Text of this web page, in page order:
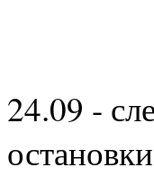
24.09 -